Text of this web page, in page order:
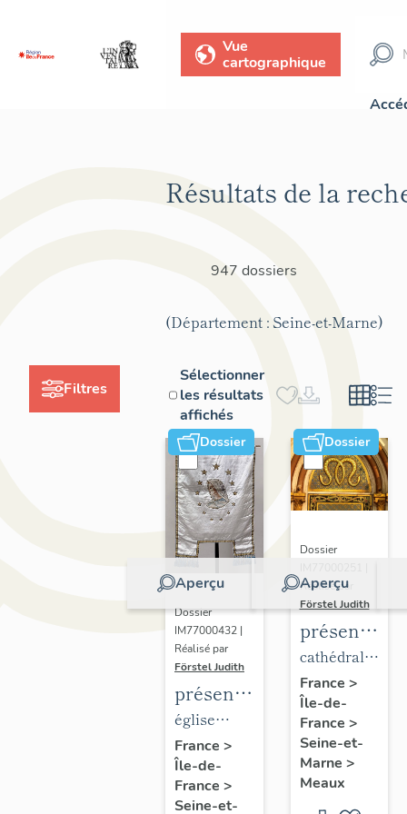
Vue
cartographique
Filtres
Résultats de la
947 dossiers
(Département : Seine-et-Marne)
Sélectionner
les résultats
affichés
Dossier
Aperçu
Dossier
IM77000432 |
Réalisé par
Förstel Judith
présentation
du
mobilier
de
l'église
église
paroissiale
Notre-
Dame du
France >
Île-de-
France >
Seine-et-
Dossier
Aperçu
Dossier
Réalisé par
Förstel Judith
du
mobilier
de la
cathédrale
de
Meaux
cathédrale
Saint-
Etienne
France >
Île-de-
France >
Seine-et-
Marne >
Meaux